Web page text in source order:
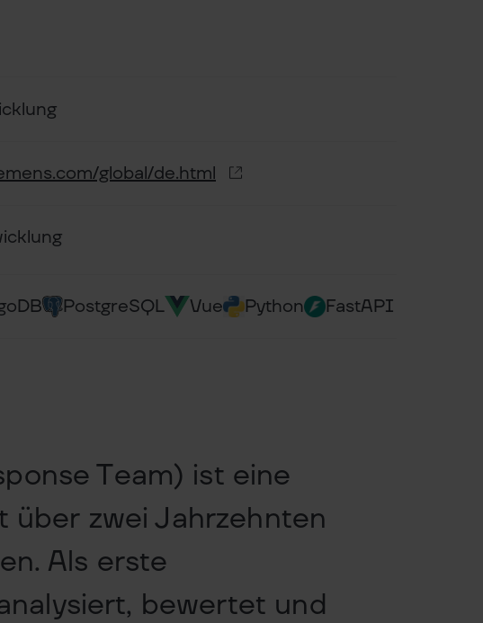
global/de.html
PostgreSQL Vue Python FastAPI
Team) ist eine
über zwei Jahrzehnten
Als erste
bewertet und